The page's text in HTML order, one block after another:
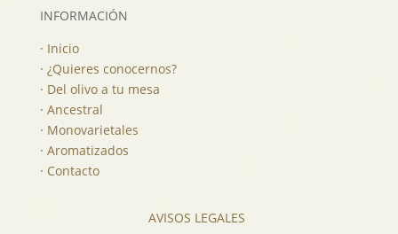
INFORMACIÓN
· Inicio
· ¿Quieres conocernos?
· Del olivo a tu mesa
· Ancestral
· Monovarietales
· Aromatizados
· Contacto
AVISOS LEGALES